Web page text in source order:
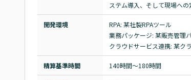
ステム導入、そして現場へ
開発環境
RPA: 某社製RPAツール
業務パッケージ: 某販売管理
クラウドサービス連携: 某ク
精算基準時間 140時間〜180時間